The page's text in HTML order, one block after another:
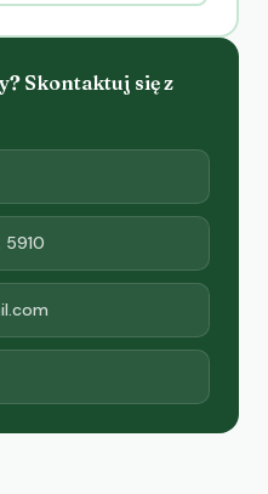
Skontaktuj się z